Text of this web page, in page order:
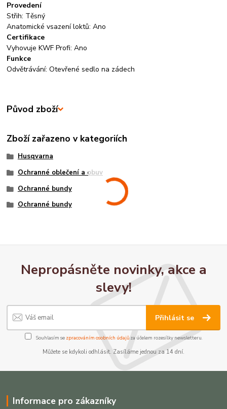
Provedení
Střih: Těsný
Anatomické vsazení loktů: Ano
Certifikace
Vyhovuje KWF Profi: Ano
Funkce
Odvětrávání: Otevřené sedlo na zádech
Původ zboží
Zboží zařazeno v kategoriích
Husqvarna
Ochranné oblečení a obuv
Ochranné bundy
Ochranné bundy
Nepropásněte novinky, akce a
slevy!
Přihlásit se
Souhlasím se zpracováním osobních údajůza účelem rozesílky newsletteru.
Můžete se kdykoli odhlásit. Zasíláme jednou za 14 dní.
Informace pro zákazníky